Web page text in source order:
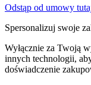
Odstąp od umowy
Spersonalizuj swoje
Wyłącznie za Twoją
innych technologii,
doświadczenie